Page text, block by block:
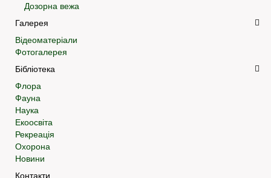
Дозорна вежа
Галерея
Відеоматеріали
Фотогалерея
Бібліотека
Флора
Фауна
Наука
Екоосвіта
Рекреація
Охорона
Новини
Контакти